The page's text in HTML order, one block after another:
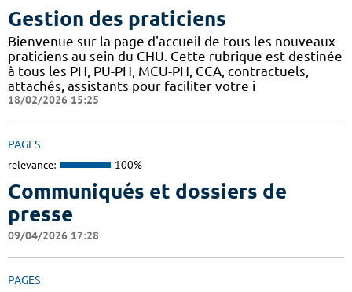
Gestion des praticiens
Bienvenue sur la page d'accueil de tous les nouveaux
praticiens au sein du CHU. Cette rubrique est destinée
à tous les PH, PU-PH, MCU-PH, CCA, contractuels,
attachés, assistants pour faciliter votre i
18/02/2026 15:25
PAGES
relevance: 100%
Communiqués et dossiers de
presse
09/04/2026 17:28
PAGES